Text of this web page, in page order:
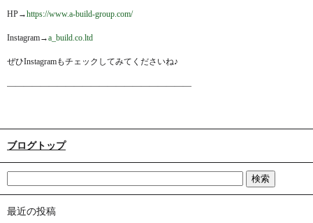
HP→https://www.a-build-group.com/
Instagram→a_build.co.ltd
ぜひInstagramもチェックしてみてくださいね♪
——————————————————————
ブログトップ
最近の投稿